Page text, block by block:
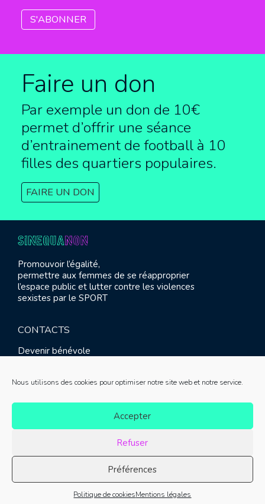
Nous utilisons des cookies pour optimiser notre site web et notre service.
Accepter
Refuser
Préférences
Politique de cookiesMentions légales
Faire un don
Par exemple un don de 10€
permet d’offrir une séance
d’entrainement de football à 10
filles des quartiers populaires.
FAIRE UN DON
Promouvoir l’égalité,
permettre aux femmes de se réapproprier
l’espace public et lutter contre les violences
sexistes par le SPORT
CONTACTS
Devenir bénévole
Contact
© SINE QUA NON 2021 |Mentions légales|Réalisation :
Meliatis